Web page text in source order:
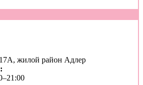
жилой район Адлер